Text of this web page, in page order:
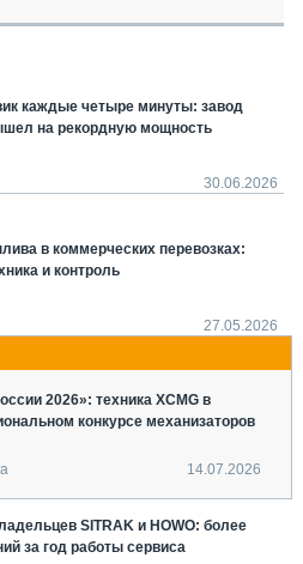
ТЕХНИКИ
каждые четыре минуты: завод
на рекордную мощность
30.06.2026
в коммерческих перевозках:
и контроль
27.05.2026
2026»: техника XCMG в
конкурсе механизаторов
14.07.2026
SITRAK и HOWO: более
за год работы сервиса